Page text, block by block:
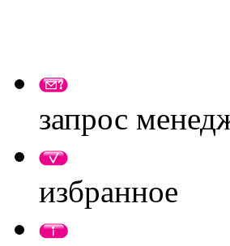
запрос
избранное